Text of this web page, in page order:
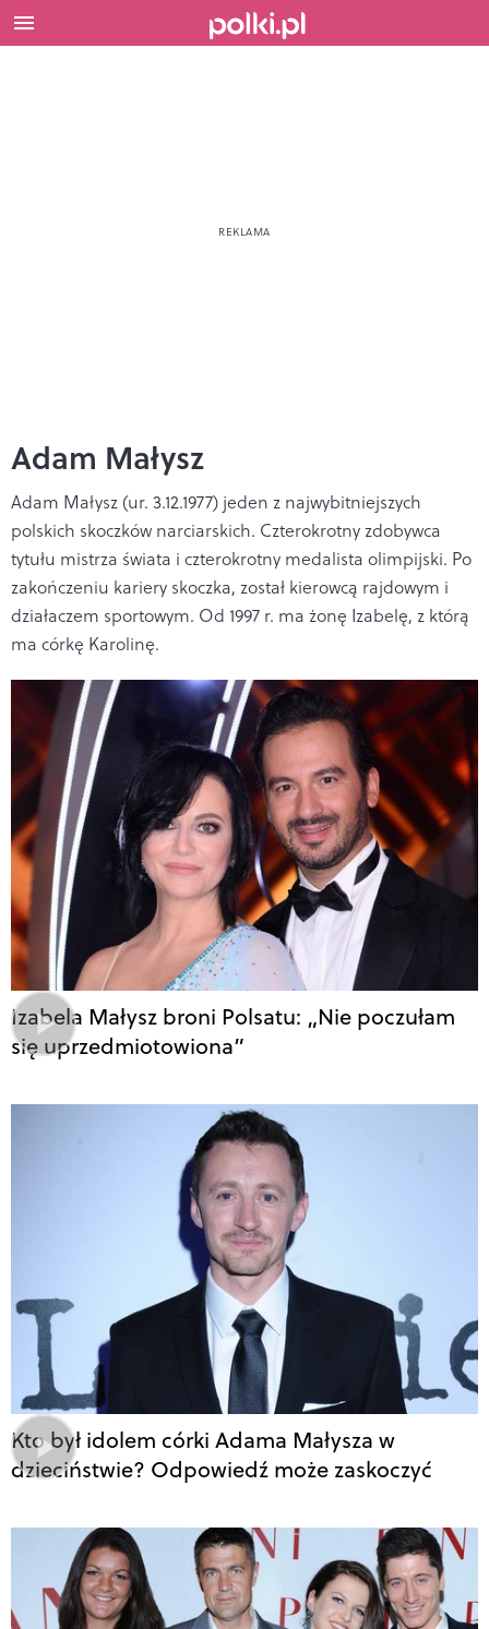
Adam Małysz
Adam Małysz (ur. 3.12.1977) jeden z najwybitniejszych
polskich skoczków narciarskich. Czterokrotny zdobywca
tytułu mistrza świata i czterokrotny medalista olimpijski. Po
zakończeniu kariery skoczka, został kierowcą rajdowym i
działaczem sportowym. Od 1997 r. ma żonę Izabelę, z którą
ma córkę Karolinę.
Izabela Małysz broni Polsatu: „Nie poczułam
się uprzedmiotowiona”
Kto był idolem córki Adama Małysza w
dzieciństwie? Odpowiedź może zaskoczyć